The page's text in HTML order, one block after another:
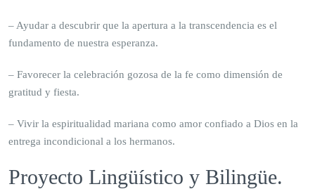
– Ayudar a descubrir que la apertura a la transcendencia es el
fundamento de nuestra esperanza.
– Favorecer la celebración gozosa de la fe como dimensión de
gratitud y fiesta.
– Vivir la espiritualidad mariana como amor confiado a Dios en la
entrega incondicional a los hermanos.
Proyecto Lingüístico y Bilingüe.